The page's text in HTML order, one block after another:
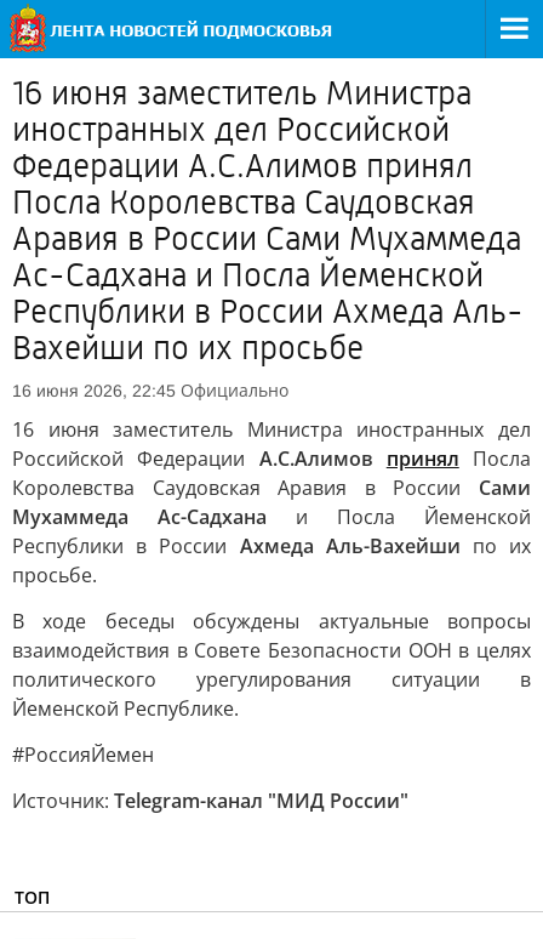
16 июня заместитель Министра
иностранных дел Российской
Федерации А.С.Алимов принял
Посла Королевства Саудовская
Аравия в России Сами Мухаммеда
Ас-Садхана и Посла Йеменской
Республики в России Ахмеда Аль-
Вахейши по их просьбе
16 июня 2026, 22:45 Официально
16 июня заместитель Министра иностранных дел
Российской Федерации А.С.Алимов принял Посла
Королевства Саудовская Аравия в России Сами
Мухаммеда Ас-Садхана и Посла Йеменской
Республики в России Ахмеда Аль-Вахейши по их
просьбе.
В ходе беседы обсуждены актуальные вопросы
взаимодействия в Совете Безопасности ООН в целях
политического урегулирования ситуации в
Йеменской Республике.
#РоссияЙемен
Источник: Telegram-канал "МИД России"
ТОП